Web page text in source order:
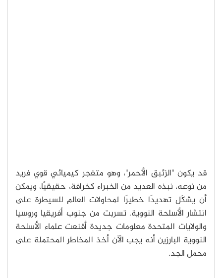
قد يكون "الزئبق الأحمر"، وهو متفجر كيميائي قوي فريد
من نوعه، نبذه العديد من الخبراء كخرافة، حقيقيًا، ويمكن
أن يشكّل تهديدًا خطيرًا لمحاولات العالم للسيطرة على
انتشار الأسلحة النووية. تسربت من جنوب أفريقيا وروسيا
والولايات المتحدة معلومات جديدة أقنعت علماء الأسلحة
النووية البارزين أنه يجب الآن أخذ المخاطر المحتملة على
محمل الجد.